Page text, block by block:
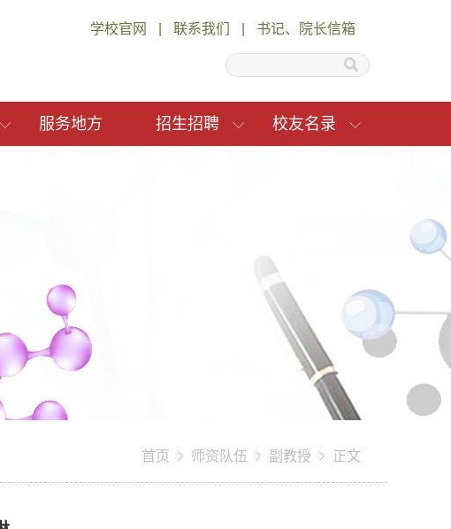
学校官网 联系我们 书记、院长信箱
服务地方 招生招聘 校友名录
首页 师资队伍 副教授 正文